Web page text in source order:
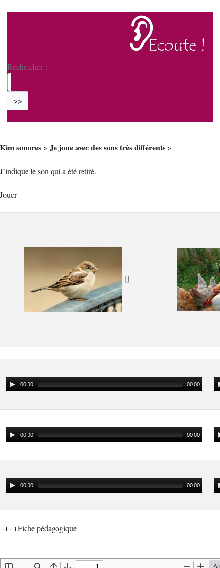
Rechercher :
>>
Kim sonores > Je joue avec des sons très différents >
J’indique le son qui a été retiré.
Jouer
00:00 00:00
00:00 00:00
00:00 00:00
++++Fiche pédagogique